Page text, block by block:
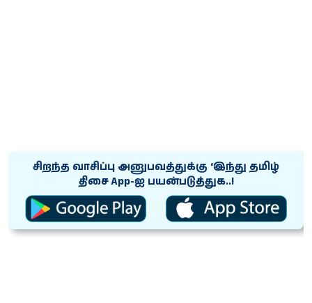
சிறந்த வாசிப்பு அனுபவத்துக்கு ‘இந்து தமிழ்
திசை App-ஐ பயன்படுத்துக..!